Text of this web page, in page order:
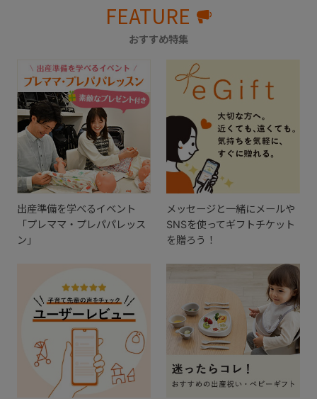
FEATURE
おすすめ特集
出産準備を学べるイベント
「プレママ・プレパパレッス
ン」
メッセージと一緒にメールや
SNSを使ってギフトチケット
を贈ろう！